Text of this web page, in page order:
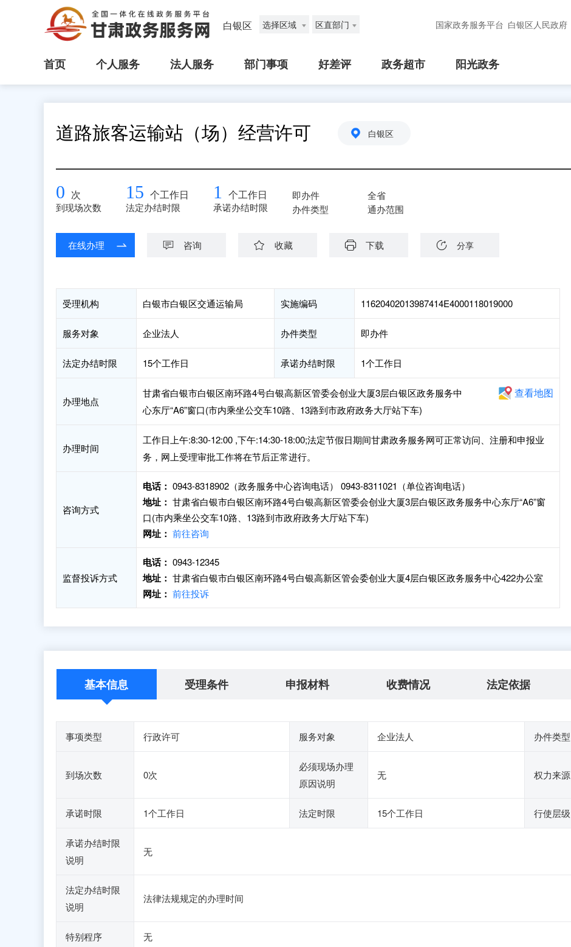
白银区 选择区域 区直部门 国家政务服务平台 白银区人民政府
首页 个人服务 法人服务 部门事项 好差评 政务超市 阳光政务
道路旅客运输站（场）经营许可 白银区
0 次
到现场次数
15 个工作日
法定办结时限
1 个工作日
承诺办结时限
即办件
办件类型
全省
通办范围
在线办理 咨询 收藏 下载 分享
受理机构 白银市白银区交通运输局 实施编码 11620402013987414E4000118019000
服务对象 企业法人 办件类型 即办件
法定办结时限 15个工作日 承诺办结时限 1个工作日
办理地点
甘肃省白银市白银区南环路4号白银高新区管委会创业大厦3层白银区政务服务中
心东厅“A6”窗口(市内乘坐公交车10路、13路到市政府政务大厅站下车)
查看地图
办理时间
工作日上午:8:30-12:00 ,下午:14:30-18:00;法定节假日期间甘肃政务服务网可正常访问、注册和申报业
务，网上受理审批工作将在节后正常进行。
咨询方式
电话： 0943-8318902（政务服务中心咨询电话） 0943-8311021（单位咨询电话）
地址： 甘肃省白银市白银区南环路4号白银高新区管委会创业大厦3层白银区政务服务中心东厅“A6”窗
口(市内乘坐公交车10路、13路到市政府政务大厅站下车)
网址： 前往咨询
监督投诉方式
电话： 0943-12345
地址： 甘肃省白银市白银区南环路4号白银高新区管会委创业大厦4层白银区政务服务中心422办公室
网址： 前往投诉
基本信息 受理条件 申报材料 收费情况 法定依据
事项类型 行政许可 服务对象 企业法人 办件类型
到场次数 0次
必须现场办理
原因说明
无 权力来源
承诺时限 1个工作日 法定时限 15个工作日 行使层级
承诺办结时限
说明
无
法定办结时限
说明
法律法规规定的办理时间
特别程序 无